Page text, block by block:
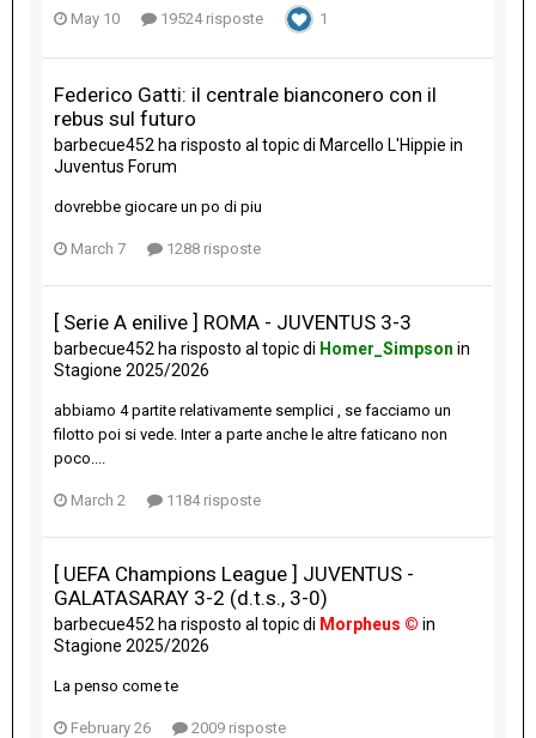
May 10 19524 risposte 1
Federico Gatti: il centrale bianconero con il
rebus sul futuro
barbecue452 ha risposto al topic di Marcello L'Hippie in
Juventus Forum
dovrebbe giocare un po di piu
March 7 1288 risposte
[ Serie A enilive ] ROMA - JUVENTUS 3-3
barbecue452 ha risposto al topic di Homer_Simpson in
Stagione 2025/2026
abbiamo 4 partite relativamente semplici , se facciamo un
filotto poi si vede. Inter a parte anche le altre faticano non
poco....
March 2 1184 risposte
[ UEFA Champions League ] JUVENTUS -
GALATASARAY 3-2 (d.t.s., 3-0)
barbecue452 ha risposto al topic di Morpheus © in
Stagione 2025/2026
La penso come te
February 26 2009 risposte